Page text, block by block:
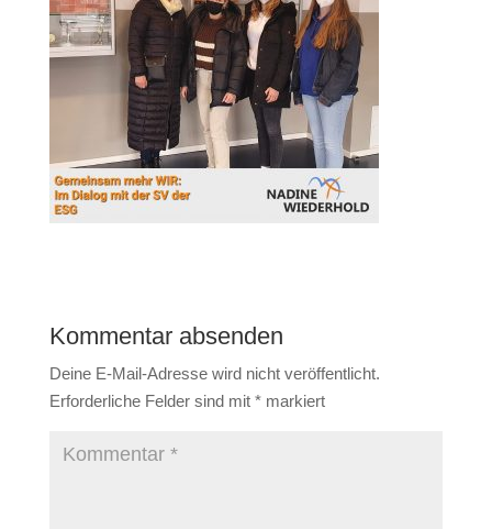
Kommentar absenden
Deine E-Mail-Adresse wird nicht veröffentlicht.
Erforderliche Felder sind mit *markiert